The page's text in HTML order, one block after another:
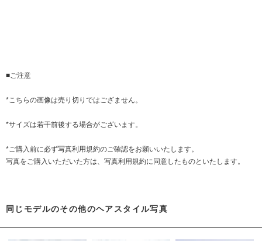
■ご注意
*こちらの画像は売り切りではござません。
*サイズは若干前後する場合がございます。
*ご購入前に必ず写真利用規約のご確認をお願いいたします。
写真をご購入いただいた方は、写真利用規約に同意したものといたします。
同じモデルのその他のヘアスタイル写真